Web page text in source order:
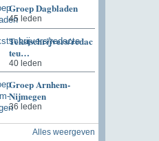
Groep Dagbladen
45 leden
Tekstschrijvers/redac
teu…
40 leden
Groep Arnhem-
Nijmegen
36 leden
Alles weergeven